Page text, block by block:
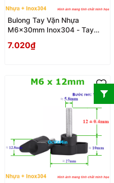
Bulong Tay Vặn Nhựa
M6x30mm Inox304 - Tay
7.020₫